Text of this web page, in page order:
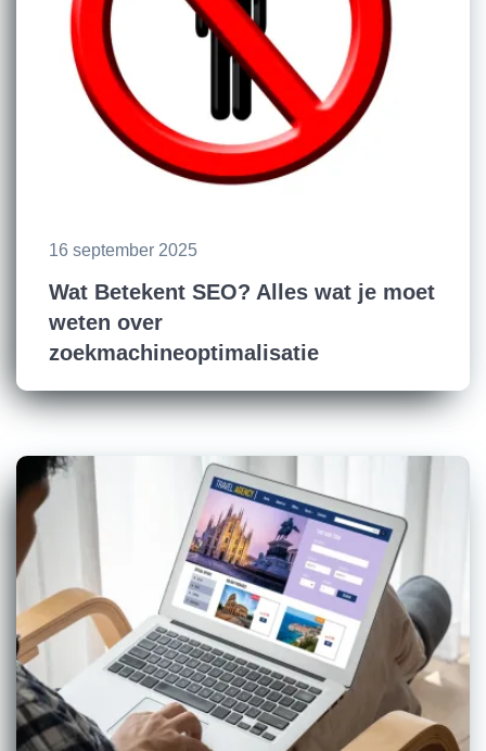
16 september 2025
Wat Betekent SEO? Alles wat je moet
weten over
zoekmachineoptimalisatie